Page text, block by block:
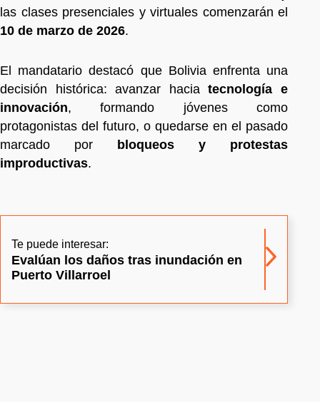
las clases presenciales y virtuales comenzarán el
10 de marzo de 2026.
El mandatario destacó que Bolivia enfrenta una
decisión histórica: avanzar haciatecnología e
innovación, formando jóvenes como
protagonistas del futuro, o quedarse en el pasado
marcado por bloqueos y protestas
improductivas.
Te puede interesar:
Evalúan los daños tras inundación en
Puerto Villarroel